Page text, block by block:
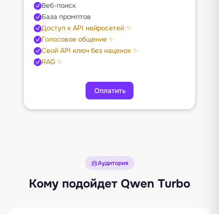
Веб-поиск
База промптов
Доступ к API нейросетей ✨
Голосовое общение ✨
Свой API ключ без наценок ✨
RAG ✨
Оплатить
Аудитория
Кому подойдет Qwen Turbo